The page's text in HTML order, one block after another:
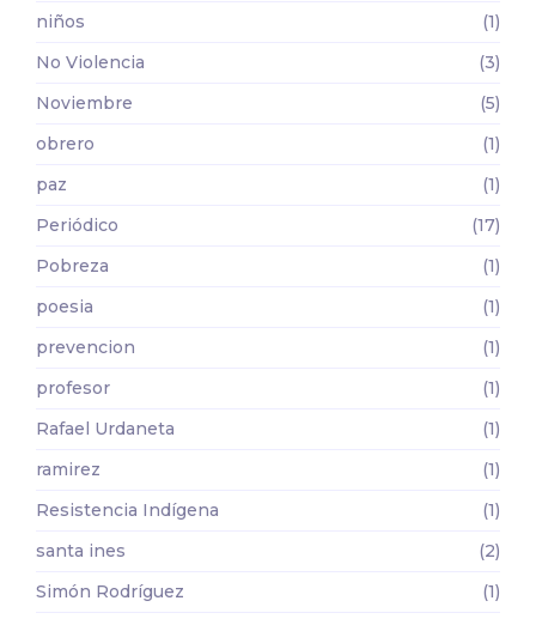
niños
(1)
No Violencia
(3)
Noviembre
(5)
obrero
(1)
paz
(1)
Periódico
(17)
Pobreza
(1)
poesia
(1)
prevencion
(1)
profesor
(1)
Rafael Urdaneta
(1)
ramirez
(1)
Resistencia Indígena
(1)
santa ines
(2)
Simón Rodríguez
(1)